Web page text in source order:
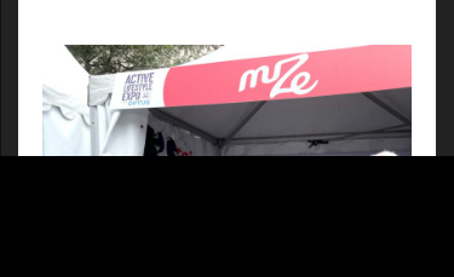
礁・グレートバリアリーフを有する太平洋海岸沿
いのハイウェイコース！ この連載ではイベントの
ために貸し切りされたハイウェイライドやクイー
ンズランド州の広大な自然、新鮮でおいしい食事
や歴史遺産などを含め、ケアンズのライド旅前中
後編でお届けします。今年の冬休みは、ジェット